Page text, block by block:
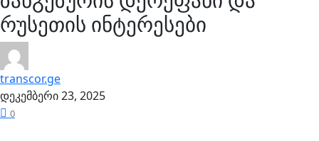
რუსეთის ინტერესები
transcor.ge
დეკემბერი 23, 2025
0